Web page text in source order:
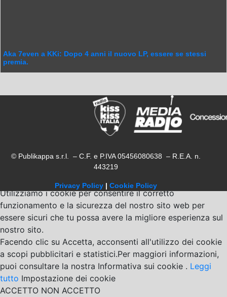
Aka 7even a KKi: Dopo 4 anni il nuovo LP, essere se stessi
premia.
© Publikappa s.r.l. – C.F. e P.IVA 05456080638 – R.E.A. n.
443219
Privacy Policy | Cookie Policy
Utilizziamo i cookie per consentire il corretto
funzionamento e la sicurezza del nostro sito web per
essere sicuri che tu possa avere la migliore esperienza sul
nostro sito.
Facendo clic su Accetta, acconsenti all'utilizzo dei cookie
a scopi pubblicitari e statistici.Per maggiori informazioni,
puoi consultare la nostra Informativa sui cookie . Leggi
tutto Impostazione dei cookie
ACCETTO NON ACCETTO